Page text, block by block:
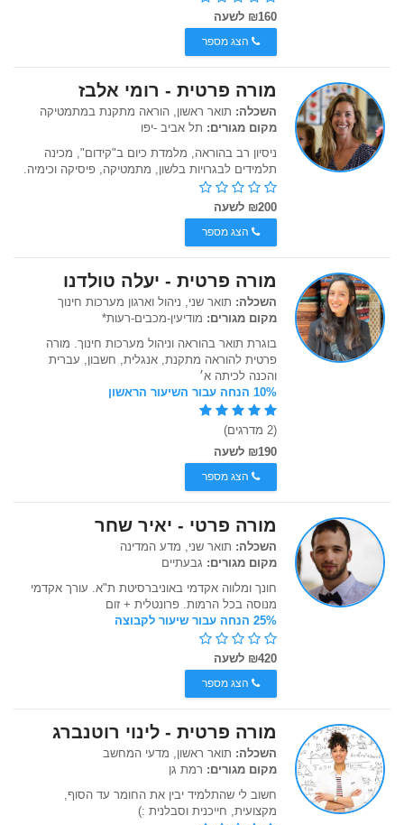
₪160 לשעה
הצג מספר
מורה פרטית - רומי אלבז
השכלה: תואר ראשון, הוראה מתקנת במתמטיקה
מקום מגורים: תל אביב -יפו
ניסיון רב בהוראה, מלמדת כיום ב"קידום", מכינה
תלמידים לבגרויות בלשון, מתמטיקה, פיסיקה וכימיה.
₪200 לשעה
הצג מספר
מורה פרטית - יעלה טולדנו
השכלה: תואר שני, ניהול וארגון מערכות חינוך
מקום מגורים: מודיעין-מכבים-רעות*
בוגרת תואר בהוראה וניהול מערכות חינוך. מורה
פרטית להוראה מתקנת, אנגלית, חשבון, עברית
והכנה לכיתה א׳
10% הנחה עבור השיעור הראשון
(2 מדרגים)
₪190 לשעה
הצג מספר
מורה פרטי - יאיר שחר
השכלה: תואר שני, מדע המדינה
מקום מגורים: גבעתיים
חונך ומלווה אקדמי באוניברסיטת ת"א. עורך אקדמי
מנוסה בכל הרמות. פרונטלית + זום
25% הנחה עבור שיעור לקבוצה
₪420 לשעה
הצג מספר
מורה פרטית - לינוי רוטנברג
השכלה: תואר ראשון, מדעי המחשב
מקום מגורים: רמת גן
חשוב לי שהתלמיד יבין את החומר עד הסוף,
מקצועית, חייכנית וסבלנית :)